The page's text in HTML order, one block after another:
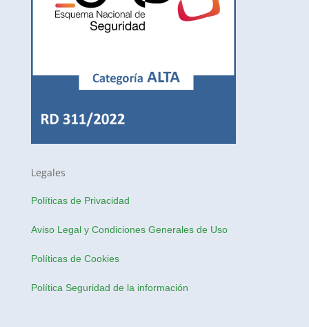
Legales
Políticas de Privacidad
Aviso Legal y Condiciones Generales de Uso
Políticas de Cookies
Política Seguridad de la información